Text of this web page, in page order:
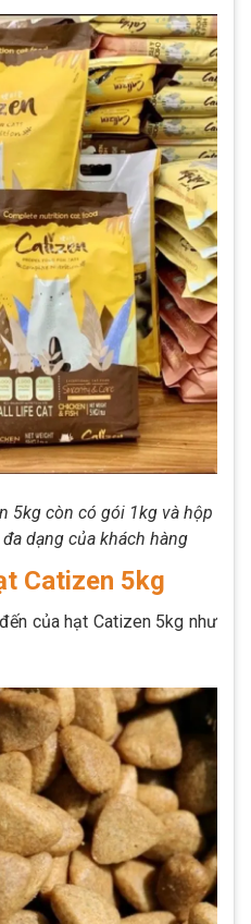
5kg còn có gói 1kg và hộp
dạng của khách hàng
Catizen 5kg
của hạt Catizen 5kg như